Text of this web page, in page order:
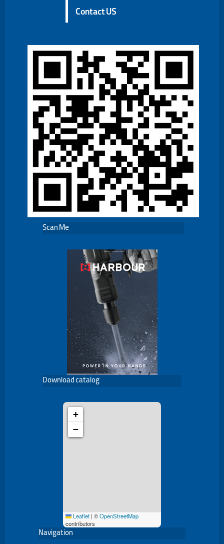
Contact US
Scan Me
Download catalog
+
−
Leaflet | ©OpenStreetMap
contributors
Navigation